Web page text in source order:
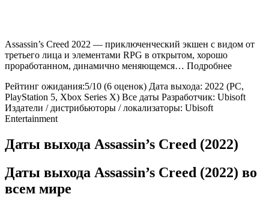
Assassin’s Creed 2022 — приключенческий экшен с видом от
третьего лица и элементами RPG в открытом, хорошо
проработанном, динамично меняющемся… Подробнее
Рейтинг ожидания:5/10 (6 оценок) Дата выхода: 2022 (PC,
PlayStation 5, Xbox Series X) Все даты Разработчик: Ubisoft
Издатели / дистрибьюторы / локализаторы: Ubisoft
Entertainment
Даты выхода Assassin’s Creed (2022)
Даты выхода Assassin’s Creed (2022) во
всем мире